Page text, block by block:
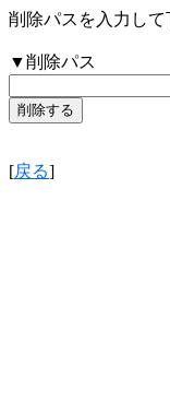
削除パスを入力して
▼削除パス
[戻る]